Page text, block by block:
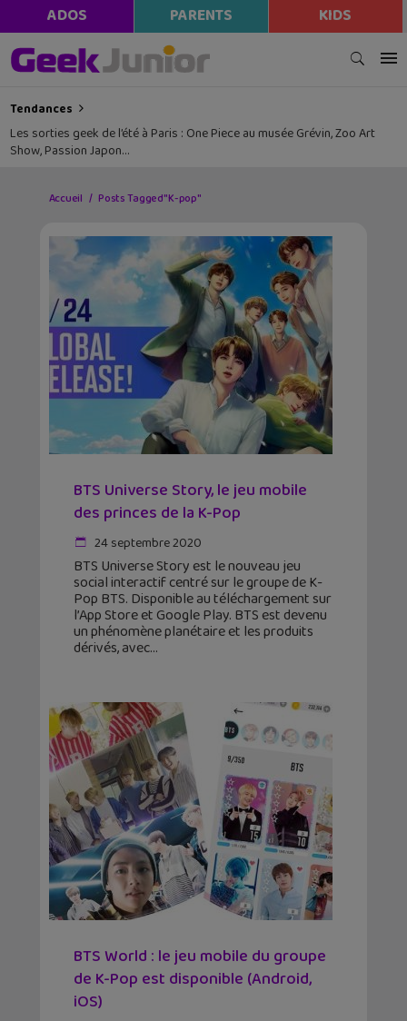
ADOS PARENTS KIDS
Tendances
Les sorties geek de l’été à Paris : One Piece au musée Grévin, Zoo Art
Show, Passion Japon…
Accueil Posts Tagged "K-pop"
BTS Universe Story, le jeu mobile
des princes de la K-Pop
24 septembre 2020
BTS Universe Story est le nouveau jeu
social interactif centré sur le groupe de K-
Pop BTS. Disponible au téléchargement sur
l’App Store et Google Play. BTS est devenu
un phénomène planétaire et les produits
dérivés, avec
BTS World : le jeu mobile du groupe
de K-Pop est disponible (Android,
iOS)